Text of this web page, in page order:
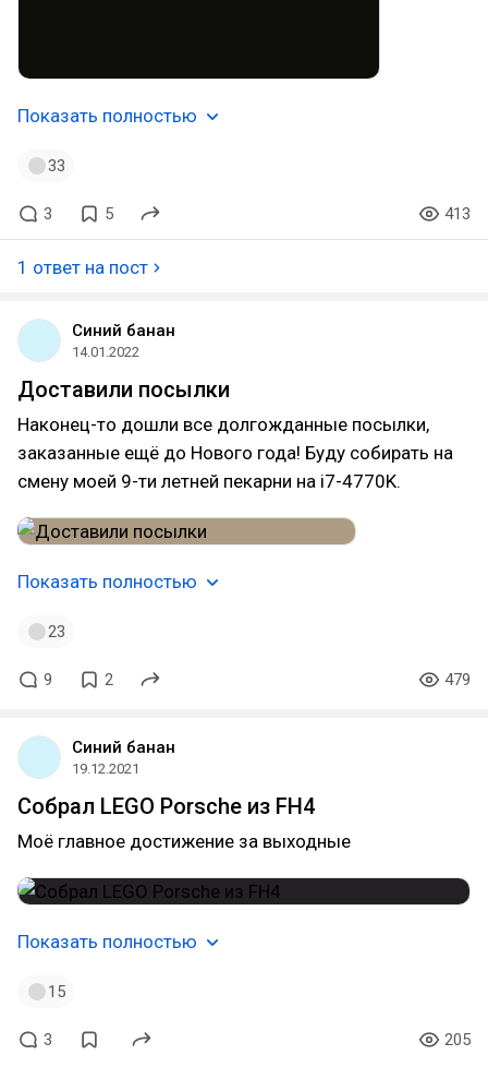
Показать полностью
33
3 5 413
1 ответ на пост
Синий банан
14.01.2022
Доставили посылки
Наконец-то дошли все долгожданные посылки,
заказанные ещё до Нового года! Буду собирать на
смену моей 9-ти летней пекарни на i7-4770K.
Показать полностью
23
9 2 479
Синий банан
19.12.2021
Собрал LEGO Porsche из FH4
Моё главное достижение за выходные
Показать полностью
15
3 205